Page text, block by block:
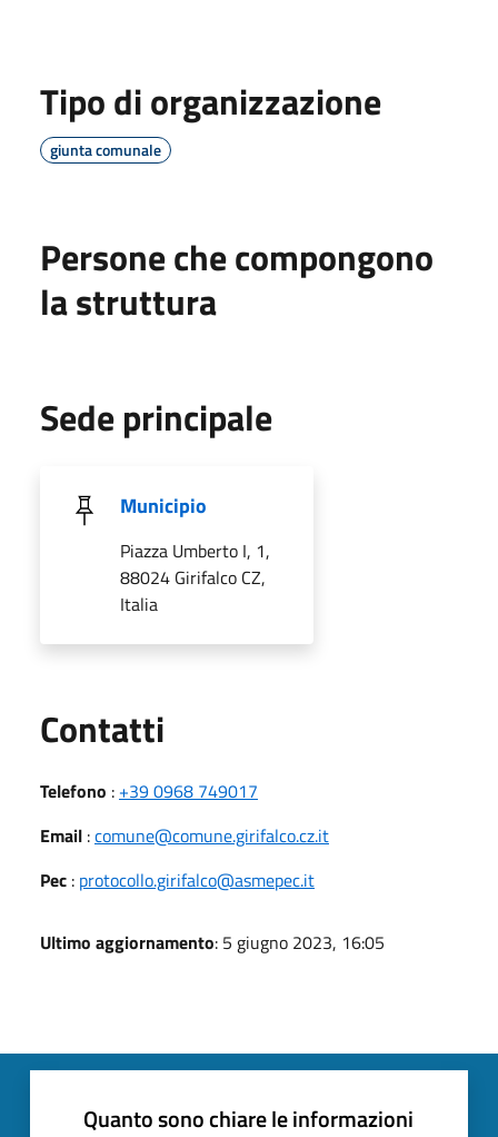
Tipo di organizzazione
giunta comunale
Persone che compongono
la struttura
Sede principale
Municipio
Piazza Umberto I, 1,
88024 Girifalco CZ,
Italia
Contatti
Telefono : +39 0968 749017
Email :comune@comune.girifalco.cz.it
Pec : protocollo.girifalco@asmepec.it
Ultimo aggiornamento: 5 giugno 2023, 16:05
Quanto sono chiare le informazioni